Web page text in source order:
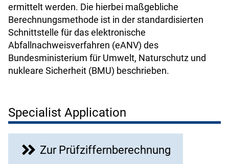
ermittelt werden. Die hierbei maßgebliche
Berechnungsmethode ist in der standardisierten
Schnittstelle für das elektronische
Abfallnachweisverfahren (eANV) des
Bundesministerium für Umwelt, Naturschutz und
nukleare Sicherheit (BMU) beschrieben.
Specialist Application
Zur Prüfziffernberechnung